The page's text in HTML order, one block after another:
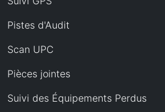
Pistes d'Audit
Scan UPC
Pièces jointes
Suivi des Équipements Perdus